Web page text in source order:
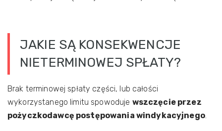
JAKIE SĄ KONSEKWENCJE
NIETERMINOWEJ SPŁATY?
Brak terminowej spłaty części, lub całości
wykorzystanego limitu spowoduje wszczęcie przez
pożyczkodawcę postępowania windykacyjnego.